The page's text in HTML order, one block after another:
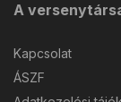
A
Kapcsolat
ÁSZF